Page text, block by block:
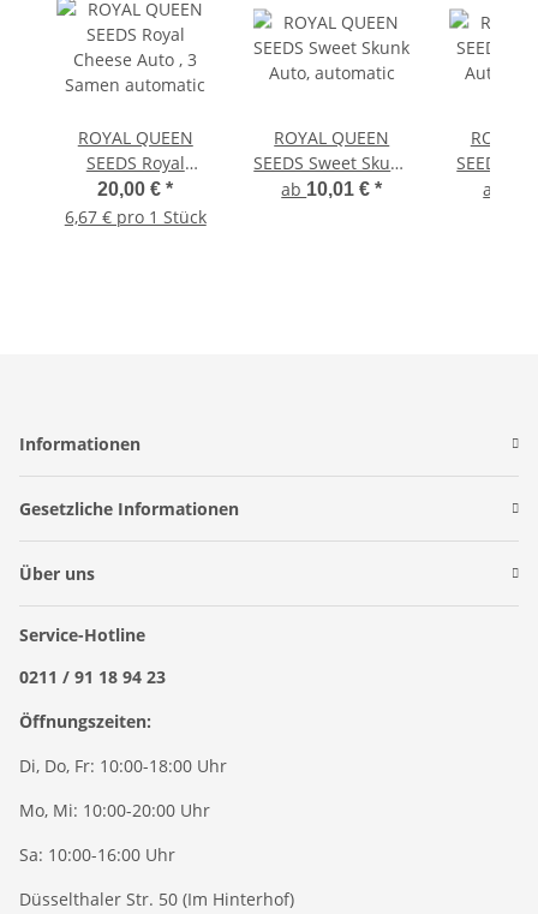
ROYAL QUEEN
SEEDS Royal
Cheese Auto , 3
Samen automatic
20,00 €*
6,67 € pro 1 Stück
ROYAL QUEEN
SEEDS Sweet Skunk
Auto, automatic
ab 10,01 €*
ROYAL
SEEDS
Auto,
ab
Informationen
Gesetzliche Informationen
Über uns
Service-Hotline
0211 / 91 18 94 23
Öffnungszeiten:
Di, Do, Fr: 10:00-18:00 Uhr
Mo, Mi: 10:00-20:00 Uhr
Sa: 10:00-16:00 Uhr
Düsselthaler Str. 50 (Im Hinterhof)